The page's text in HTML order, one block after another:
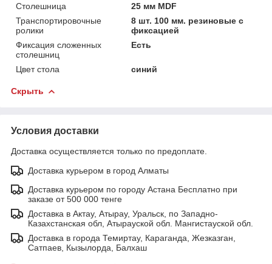
Столешница
25 мм MDF
Транспортировочные
ролики
8 шт. 100 мм. резиновые с
фиксацией
Фиксация сложенных
столешниц
Есть
Цвет стола синий
Скрыть
Условия доставки
Доставка осуществляется только по предоплате.
Доставка курьером в город Алматы
Доставка курьером по городу Астана Бесплатно при
заказе от 500 000 тенге
Доставка в Актау, Атырау, Уральск, по Западно-
Казахстанская обл, Атырауской обл. Мангистауской обл.
Доставка в города Темиртау, Караганда, Жезказган,
Сатпаев, Кызылорда, Балхаш